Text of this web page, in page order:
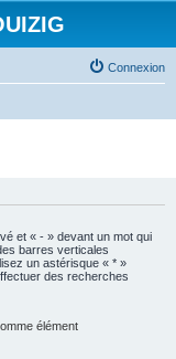
Connexion
et « - » devant un mot qui
barres verticales
un astérisque « * »
des recherches
élément